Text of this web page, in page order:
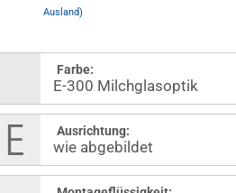
Ausland)
Farbe:
Ausrichtung: